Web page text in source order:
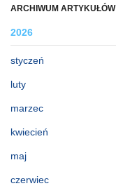
ARCHIWUM ARTYKUŁÓW
2026
styczeń
luty
marzec
kwiecień
maj
czerwiec